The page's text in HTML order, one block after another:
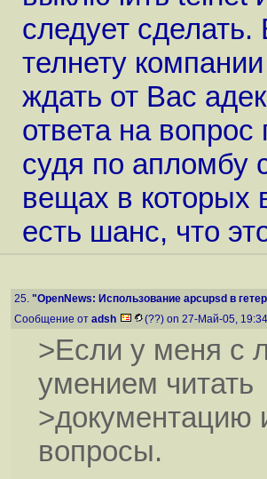
следует
телнету
ждать от Вас
ответа на
судя по апломбу
вещах в которых
есть шанс, что
25. "OpenNews: Использование apcupsd в
Сообщение от adsh (??) on 27-Май-05,
>Если у меня с
умением читать
>документацию
вопросы.